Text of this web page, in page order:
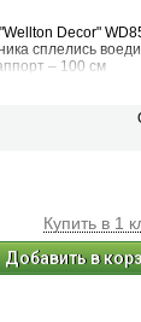
Decor"
сплелись
– 100 см
Купить в 1
Добавить в